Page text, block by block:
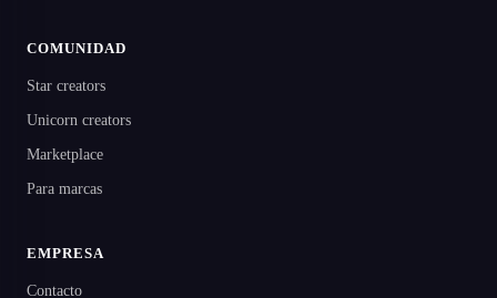
COMUNIDAD
Star creators
Unicorn creators
Marketplace
Para marcas
EMPRESA
Contacto